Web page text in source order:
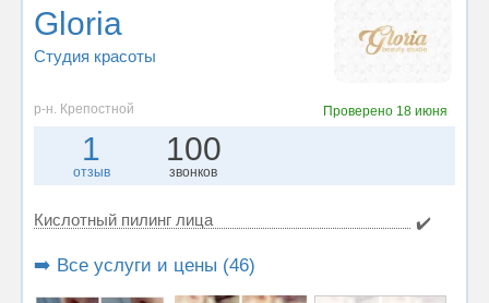
Gloria
Студия красоты
р-н. Крепостной Проверено 18 июня
1
отзыв
100
звонков
Кислотный пилинг лица ✔️
➡️ Все услуги и цены (46)